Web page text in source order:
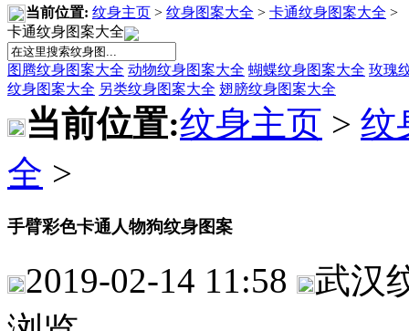
当前位置: 纹身主页 > 纹身图案大全 > 卡通纹身图案大全 >
卡通纹身图案大全
图腾纹身图案大全 动物纹身图案大全 蝴蝶纹身图案大全 玫瑰
纹身图案大全 另类纹身图案大全 翅膀纹身图案大全
当前位置:纹身主页 > 纹
全 >
手臂彩色卡通人物狗纹身图案
2019-02-14 11:58
武汉